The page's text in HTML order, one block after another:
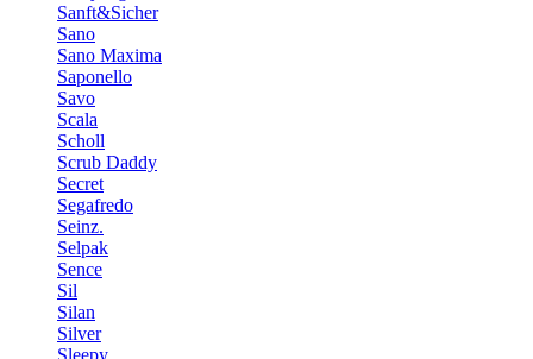
Sanft&Sicher
Sano
Sano Maxima
Saponello
Savo
Scala
Scholl
Scrub Daddy
Secret
Segafredo
Seinz.
Selpak
Sence
Sil
Silan
Silver
Sleepy